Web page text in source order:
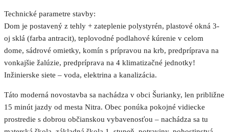
Technické parametre stavby:
Dom je postavený z tehly + zateplenie polystyrén, plastové okná 3-
oj sklá (farba antracit), teplovodné podlahové kúrenie v celom
dome, sádrové omietky, komín s prípravou na krb, predpríprava na
vonkajšie žalúzie, predpríprava na 4 klimatizačné jednotky!
Inžinierske siete – voda, elektrina a kanalizácia.
Táto moderná novostavba sa nachádza v obci Šurianky, len približne
15 minút jazdy od mesta Nitra. Obec ponúka pokojné vidiecke
prostredie s dobrou občianskou vybavenosťou – nachádza sa tu